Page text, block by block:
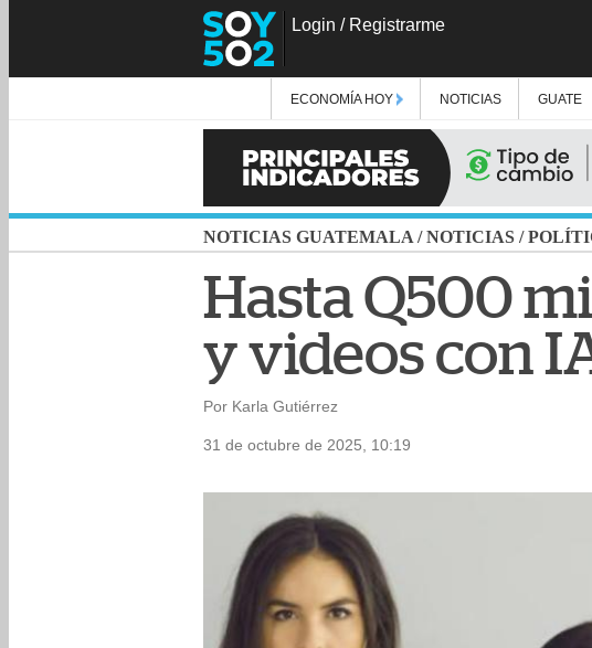
Login / Registrarme
ECONOMÍA HOY NOTICIAS GUATE
NOTICIAS GUATEMALA /NOTICIAS /
Hasta Q500
y videos con
Por Karla Gutiérrez
31 de octubre de 2025, 10:19